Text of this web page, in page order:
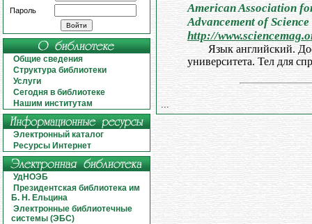
Пароль
Общие сведения
Структура библиотеки
Услуги
Сегодня в библиотеке
Нашим институтам
Электронный каталог
Ресурсы Интернет
УдНОЭБ
Президентская библиотека им
Б. Н. Ельцина
Электронные библиотечные
системы (ЭБС)
American Association
Advancement of
http://
Язык английский.
университета. Тел для